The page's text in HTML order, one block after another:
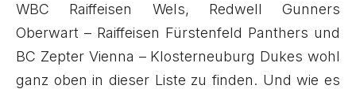
WBC Raiffeisen Wels, Redwell Gunners
Oberwart – Raiffeisen Fürstenfeld Panthers und
BC Zepter Vienna – Klosterneuburg Dukes wohl
ganz oben in dieser Liste zu finden. Und wie es